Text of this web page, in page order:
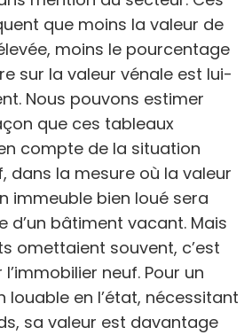
que moins la valeur de
moins le pourcentage
sur la valeur vénale est lui-
Nous pouvons estimer
que ces tableaux
compte de la situation
dans la mesure où la valeur
immeuble bien loué sera
d’un bâtiment vacant. Mais
omettaient souvent, c’est
neuf. Pour un
louable en l’état, nécessitant
sa valeur est davantage